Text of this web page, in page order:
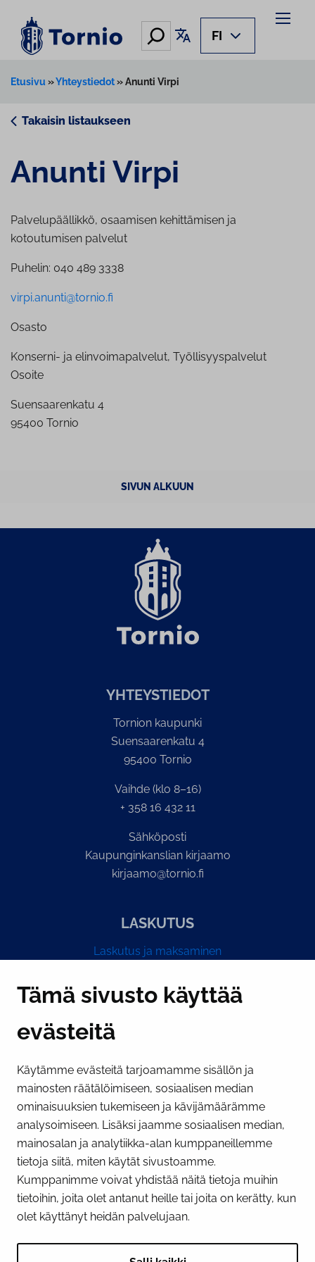
Tämä sivusto käyttää
evästeitä
Käytämme evästeitä tarjoamamme sisällön ja
mainosten räätälöimiseen, sosiaalisen median
ominaisuuksien tukemiseen ja kävijämäärämme
analysoimiseen. Lisäksi jaamme sosiaalisen median,
mainosalan ja analytiikka-alan kumppaneillemme
tietoja siitä, miten käytät sivustoamme.
Kumppanimme voivat yhdistää näitä tietoja muihin
tietoihin, joita olet antanut heille tai joita on kerätty, kun
olet käyttänyt heidän palvelujaan.
sisältöön
Hae Käännä sivu
FI
Etusivu »Yhteystiedot»Anunti Virpi
Takaisin listaukseen
Anunti Virpi
Palvelupäällikkö, osaamisen kehittämisen ja
kotoutumisen palvelut
Puhelin: 040 489 3338
virpi.anunti@tornio.fi
Osasto
Konserni- ja elinvoimapalvelut, Työllisyyspalvelut
Osoite
Suensaarenkatu 4
95400 Tornio
SIVUN ALKUUN
YH­TEYS­TIE­DOT
Tornion kaupunki
Suensaarenkatu 4
95400 Tornio
Vaihde (klo 8–16)
+ 358 16 432 11
Sähköposti
Kaupunginkanslian kirjaamo
kirjaamo@tornio.fi
LASKUTUS
Laskutus ja maksaminen
PI­KA­LINK­KE­JÄ
Näytä evästeasetukseni
SOSIAALINEN MEDIA
Facebook InstagramYouTube